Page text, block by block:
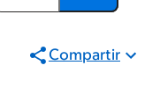
Compartir